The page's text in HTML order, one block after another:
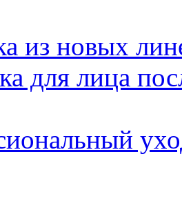
из новых
для лица